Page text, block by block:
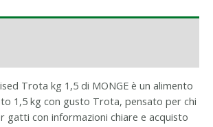
Trota kg 1,5 di MONGE è un alimento
1,5 kg con gusto Trota, pensato per chi
gatti con informazioni chiare e acquisto